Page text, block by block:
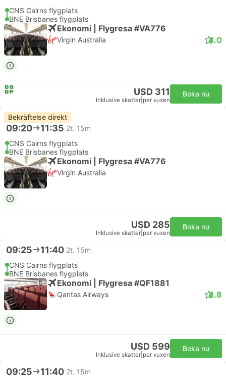
CNS Cairns flygplats
BNE Brisbanes flygplats
Ekonomi | Flygresa #VA776
Virgin Australia 4.0
USD 311
Inklusive skatter per vuxen
Boka nu
Bekräftelse direkt
09:20 11:35 2t. 15m
CNS Cairns flygplats
BNE Brisbanes flygplats
Ekonomi | Flygresa #VA776
Virgin Australia
USD 285
Inklusive skatter per vuxen
Boka nu
09:25 11:40 2t. 15m
CNS Cairns flygplats
BNE Brisbanes flygplats
Ekonomi | Flygresa #QF1881
Qantas Airways 4.8
USD 599
Inklusive skatter per vuxen
Boka nu
09:25 11:40 2t. 15m